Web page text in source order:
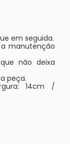
em seguida.
manutenção
não deixa
peça.
14cm /